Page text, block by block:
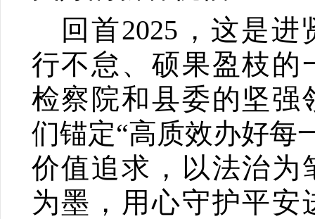
回首2025 ，这是
行不怠、硕果盈枝的
检察院和县委的坚强
们锚定“高质效办好每
价值追求，以法治为
为墨，用心守护平安